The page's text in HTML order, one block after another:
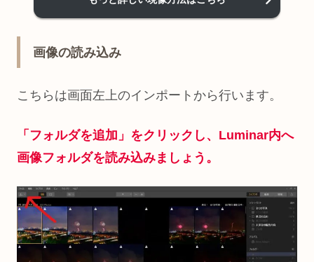
画像の読み込み
こちらは画面左上のインポートから行います。
「フォルダを追加」をクリックし、Luminar内へ
画像フォルダを読み込みましょう。